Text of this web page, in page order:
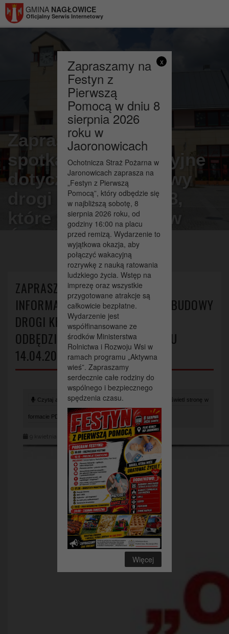
GMINA NAGŁOWICE
Oficjalny Serwis Internetowy
Zapraszamy na
spotkanie informacyjne
dotyczące rozbudowy
drogi krajowej Nr 78,
które odbędzie się w
Ślęcinie w dniu
14.04.2024 o godz. 18:00
Wydarzenia >
Zapraszamy na spotkanie informacyjne dotyczące rozbudowy
drogi krajowej Nr 78, które odbędzie się w Ślęcinie w dniu
14.04.2024 o godz. 18:00
x
Zapraszamy na
Festyn z
Pierwszą
Pomocą w dniu 8
sierpnia 2026
roku w
Jaoronowicach
Ochotnicza Straż Pożarna w
Jaronowicach zaprasza na
„Festyn z Pierwszą
Pomocą”, który odbędzie się
w najbliższą sobotę, 8
sierpnia 2026 roku, od
godziny 16:00 na placu
przed remizą. Wydarzenie to
wyjątkowa okazja, aby
połączyć wakacyjną
rozrywkę z nauką ratowania
ludzkiego życia. Wstęp na
imprezę oraz wszystkie
przygotowane atrakcje są
całkowicie bezpłatne.
Wydarzenie jest
współfinansowane ze
środków Ministerstwa
Rolnictwa i Rozwoju Wsi w
ramach programu „Aktywna
wieś”. Zapraszamy
serdecznie całe rodziny do
wspólnego i bezpiecznego
spędzenia czasu.
Więcej
ZAPRASZAMY NA SPOTKANIE
INFORMACYJNE DOTYCZĄCE ROZBUDOWY
DROGI KRAJOWEJ NR 78, KTÓRE
ODBĘDZIE SIĘ W ŚLĘCINIE W DNIU
14.04.2024 O GODZ. 18:00
Czytaj artykuł (lektor) Drukuj stronę Wyświetl stronę w
formacie PDF
9 kwietnia 2024